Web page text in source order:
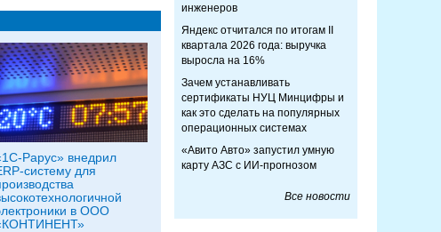
Рарус» внедрил
систему для
в ООО
инженеров
Яндекс отчитался по итогам II
квартала 2026 года: выручка
выросла на 16%
Зачем устанавливать
сертификаты НУЦ Минцифры и
как это сделать на популярных
операционных системах
«Авито Авто» запустил умную
карту АЗС с ИИ-прогнозом
Все новости